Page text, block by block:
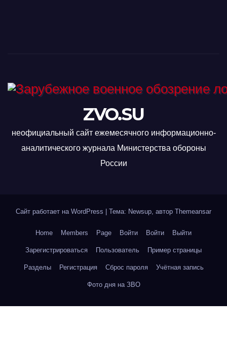
ZVO.SU
неофициальный сайт ежемесячного информационно-
аналитического журнала Министерства обороны
России
Сайт работает на WordPress Тема: Newsup, автор Themeansar
Home Members Page Войти Войти Выйти
Зарегистрироваться Пользователь Пример страницы
Разделы Регистрация Сброс пароля Учётная запись
Фото дня на ЗВО